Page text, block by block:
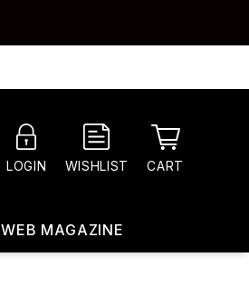
LOGIN WISHLIST CART
WEB MAGAZINE